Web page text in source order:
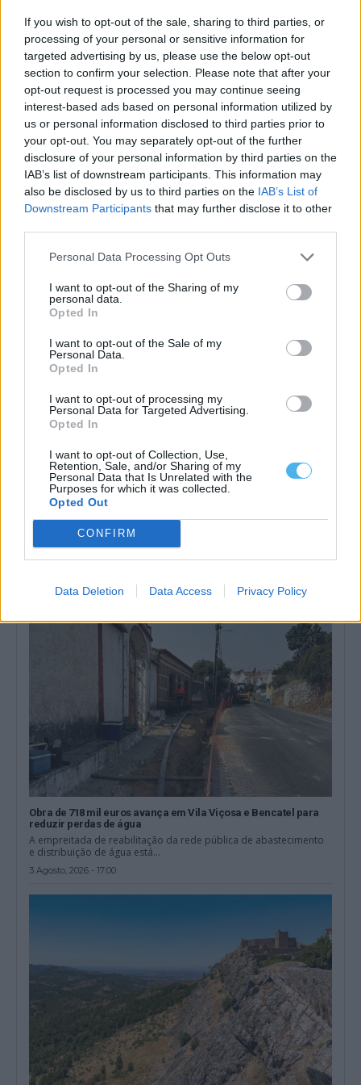
If you wish to opt-out of the sale, sharing to third parties, or
processing of your personal or sensitive information for
targeted advertising by us, please use the below opt-out
section to confirm your selection. Please note that after your
opt-out request is processed you may continue seeing
interest-based ads based on personal information utilized by
us or personal information disclosed to third parties prior to
your opt-out. You may separately opt-out of the further
disclosure of your personal information by third parties on the
IAB’s list of downstream participants. This information may
also be disclosed by us to third parties on the IAB’s List of
Downstream Participants that may further disclose it to other
Personal Data Processing Opt Outs
I want to opt-out of the Sharing of my
personal data.
Opted In
I want to opt-out of the Sale of my
Personal Data.
Opted In
I want to opt-out of processing my
Personal Data for Targeted Advertising.
Opted In
I want to opt-out of Collection, Use,
Retention, Sale, and/or Sharing of my
Personal Data that Is Unrelated with the
Purposes for which it was collected.
Opted Out
CONFIRM
Data Deletion Data Access Privacy Policy
associação regional dedicada à fileira
A fileira do mármore do Alentejo iniciou um processo inédito de
organização com a...
Câmara de Vila Viçosa inicia requalificação do campo de São
Romão antes do regresso ao INATEL
O Município de Vila Viçosa iniciou os trabalhos de terraplanagem
do Campo de Futebol...
Obra de 718 mil euros avança em Vila Viçosa e Bencatel para
reduzir perdas de água
A empreitada de reabilitação da rede pública de abastecimento
e distribuição de água está...
3 Agosto, 2026 - 17:00